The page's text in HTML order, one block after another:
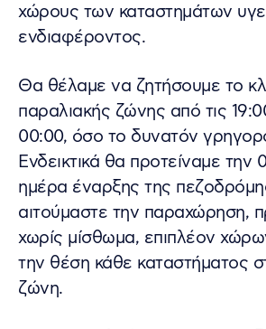
χώρους των καταστημάτων
ενδιαφέροντος.
Θα θέλαμε να ζητήσουμε το
παραλιακής ζώνης από τις
00:00, όσο το δυνατόν
Ενδεικτικά θα προτείναμε την
ημέρα έναρξης της
αιτούμαστε την παραχώρηση,
χωρίς μίσθωμα, επιπλέον
την θέση κάθε καταστήματος
ζώνη.